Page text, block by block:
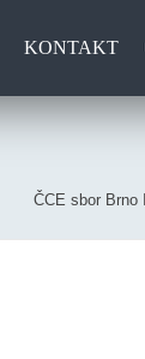
KONTAKT
ČCE sbor Brno I